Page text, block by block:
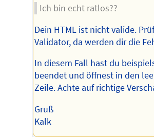
Ich bin echt ratlos??
Dein HTML ist nicht valide.
Validator, da werden dir die
In diesem Fall hast du
beendet und öffnest in den
Zeile. Achte auf richtige
Gruß
Kalk